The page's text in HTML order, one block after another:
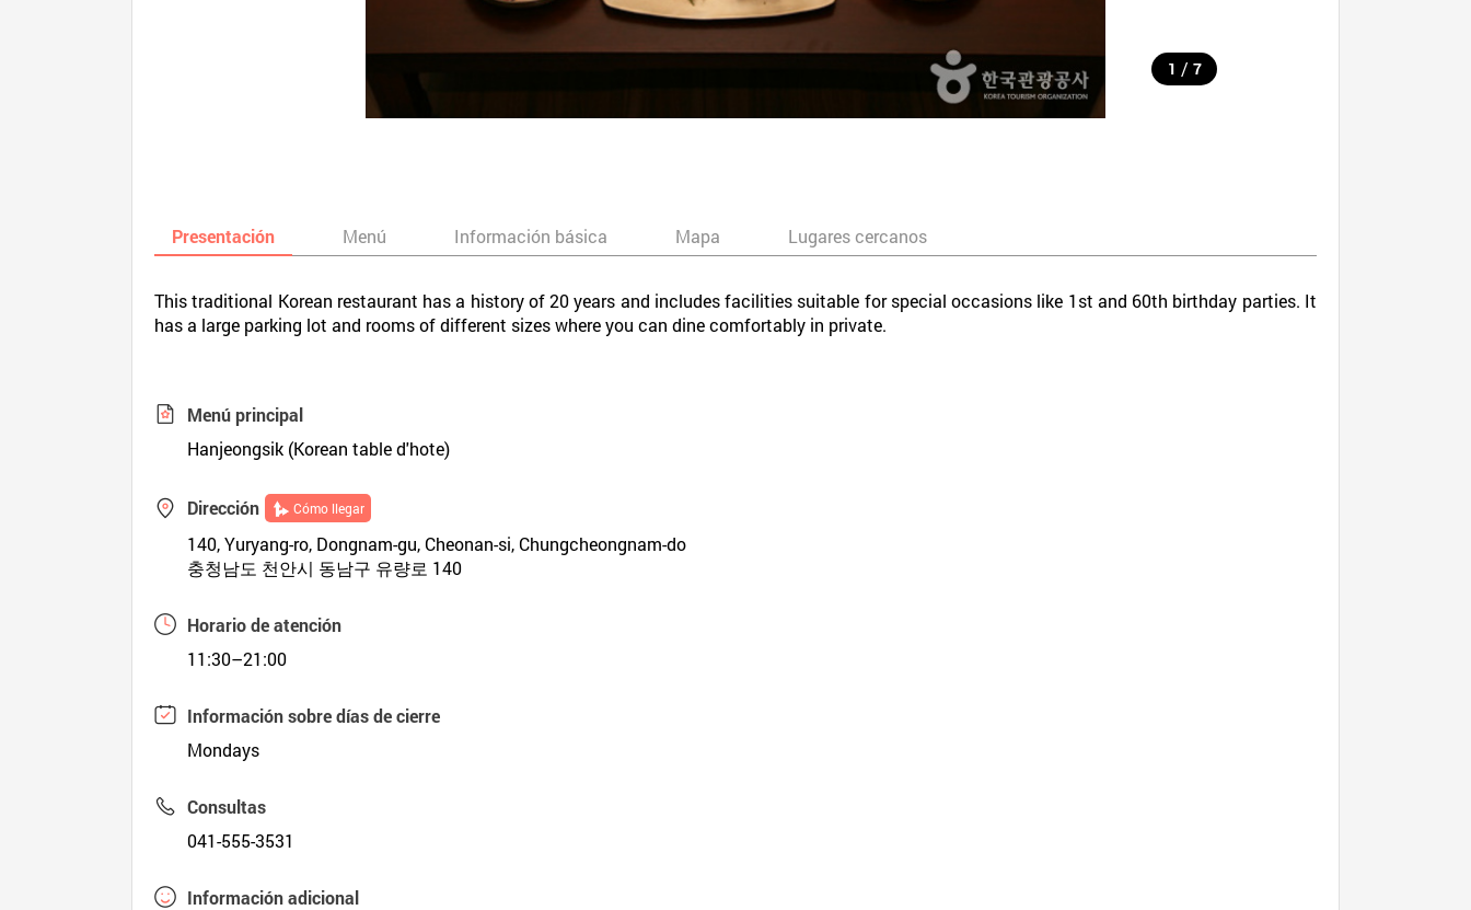
1 / 7
Presentación Menú Información básica Mapa Lugares cercanos
This traditional Korean restaurant has a history of 20 years and includes facilities suitable for special occasions like 1st and 60th birthday parties. It
has a large parking lot and rooms of different sizes where you can dine comfortably in private.
Menú principal
Hanjeongsik (Korean table d'hote)
Dirección Cómo llegar
140, Yuryang-ro, Dongnam-gu, Cheonan-si, Chungcheongnam-do
충청남도 천안시 동남구 유량로 140
Horario de atención
11:30–21:00
Información sobre días de cierre
Mondays
Consultas
041-555-3531
Información adicional